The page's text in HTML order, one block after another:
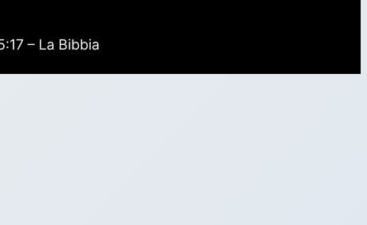
– La Bibbia